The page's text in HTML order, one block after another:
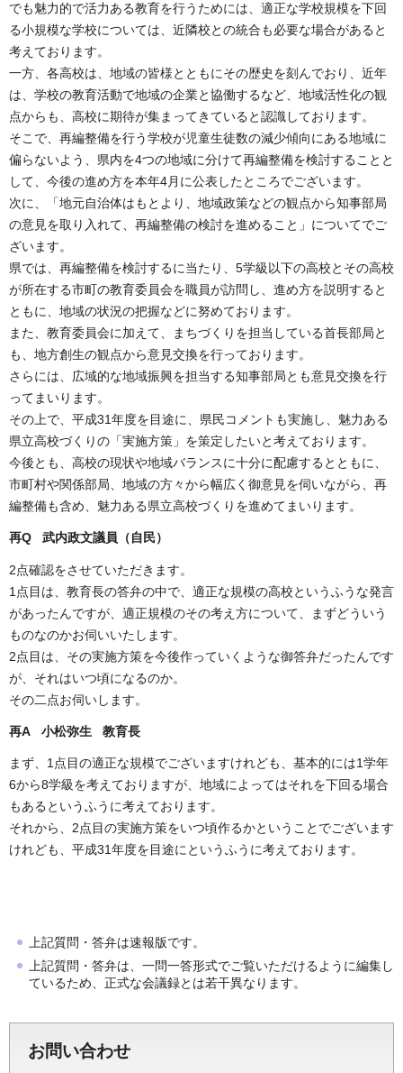
でも魅力的で活力ある教育を行うためには、適正な学校規模を下回
る小規模な学校については、近隣校との統合も必要な場合があると
考えております。
一方、各高校は、地域の皆様とともにその歴史を刻んでおり、近年
は、学校の教育活動で地域の企業と協働するなど、地域活性化の観
点からも、高校に期待が集まってきていると認識しております。
そこで、再編整備を行う学校が児童生徒数の減少傾向にある地域に
偏らないよう、県内を4つの地域に分けて再編整備を検討することと
して、今後の進め方を本年4月に公表したところでございます。
次に、「地元自治体はもとより、地域政策などの観点から知事部局
の意見を取り入れて、再編整備の検討を進めること」についてでご
ざいます。
県では、再編整備を検討するに当たり、5学級以下の高校とその高校
が所在する市町の教育委員会を職員が訪問し、進め方を説明すると
ともに、地域の状況の把握などに努めております。
また、教育委員会に加えて、まちづくりを担当している首長部局と
も、地方創生の観点から意見交換を行っております。
さらには、広域的な地域振興を担当する知事部局とも意見交換を行
ってまいります。
その上で、平成31年度を目途に、県民コメントも実施し、魅力ある
県立高校づくりの「実施方策」を策定したいと考えております。
今後とも、高校の現状や地域バランスに十分に配慮するとともに、
市町村や関係部局、地域の方々から幅広く御意見を伺いながら、再
編整備も含め、魅力ある県立高校づくりを進めてまいります。
再Q 武内政文議員（自民）
2点確認をさせていただきます。
1点目は、教育長の答弁の中で、適正な規模の高校というふうな発言
があったんですが、適正規模のその考え方について、まずどういう
ものなのかお伺いいたします。
2点目は、その実施方策を今後作っていくような御答弁だったんです
が、それはいつ頃になるのか。
その二点お伺いします。
再A 小松弥生 教育長
まず、1点目の適正な規模でございますけれども、基本的には1学年
6から8学級を考えておりますが、地域によってはそれを下回る場合
もあるというふうに考えております。
それから、2点目の実施方策をいつ頃作るかということでございます
けれども、平成31年度を目途にというふうに考えております。
上記質問・答弁は速報版です。
上記質問・答弁は、一問一答形式でご覧いただけるように編集し
ているため、正式な会議録とは若干異なります。
お問い合わせ